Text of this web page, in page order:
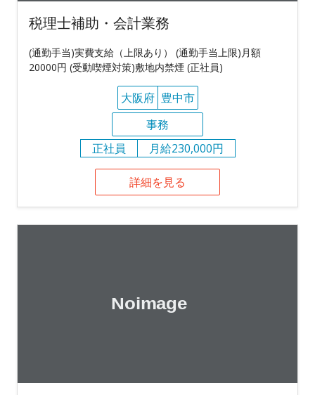
税理士補助・会計業務
(通勤手当)実費支給（上限あり） (通勤手当上限)月額
20000円 (受動喫煙対策)敷地内禁煙 (正社員)
大阪府 豊中市
事務
正社員
月給230,000円
詳細を見る